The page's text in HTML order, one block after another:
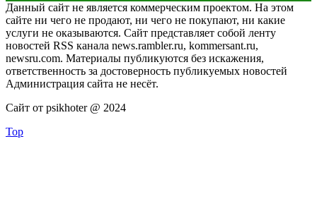
Данный сайт не является коммерческим проектом. На этом
сайте ни чего не продают, ни чего не покупают, ни какие
услуги не оказываются. Сайт представляет собой ленту
новостей RSS канала news.rambler.ru, kommersant.ru,
newsru.com. Материалы публикуются без искажения,
ответственность за достоверность публикуемых новостей
Администрация сайта не несёт.
Сайт от psikhoter @ 2024
Top